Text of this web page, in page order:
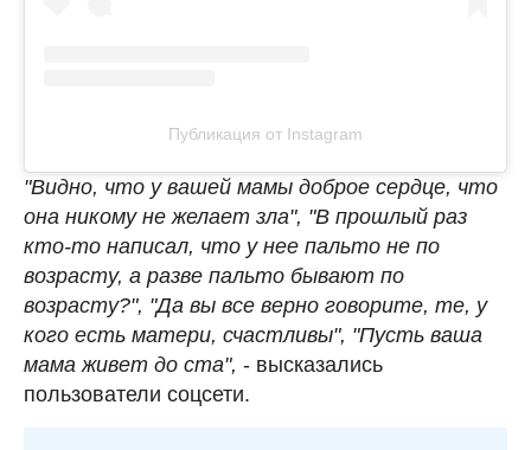
Публикация от Instagram
"Видно, что у вашей мамы доброе сердце, что
она никому не желает зла", "В прошлый раз
кто-то написал, что у нее пальто не по
возрасту, а разве пальто бывают по
возрасту?", "Да вы все верно говорите, те, у
кого есть матери, счастливы", "Пусть ваша
мама живет до ста", - высказались
пользователи соцсети.